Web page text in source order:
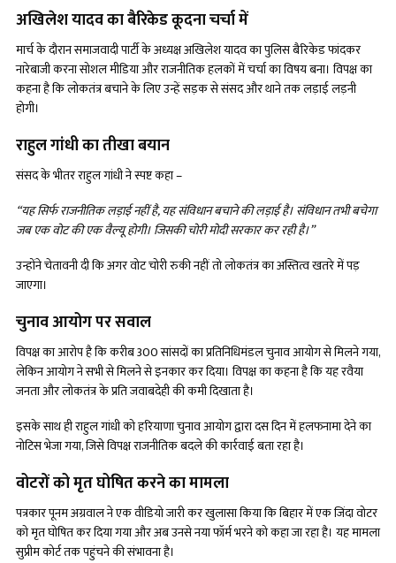
अखिलेश यादव का बैरिकेड कूदना चर्चा में
मार्च के दौरान समाजवादी पार्टी के अध्यक्ष अखिलेश यादव का पुलिस बैरिकेड फांदकर
नारेबाजी करना सोशल मीडिया और राजनीतिक हलकों में चर्चा का विषय बना। विपक्ष का
कहना है कि लोकतंत्र बचाने के लिए उन्हें सड़क से संसद और थाने तक लड़ाई लड़नी
होगी।
राहुल गांधी का तीखा बयान
संसद के भीतर राहुल गांधी ने स्पष्ट कहा –
“यह सिर्फ राजनीतिक लड़ाई नहीं है, यह संविधान बचाने की लड़ाई है। संविधान तभी बचेगा
जब एक वोट की एक वैल्यू होगी। जिसकी चोरी मोदी सरकार कर रही है।”
उन्होंने चेतावनी दी कि अगर वोट चोरी रुकी नहीं तो लोकतंत्र का अस्तित्व खतरे में पड़
जाएगा।
चुनाव आयोग पर सवाल
विपक्ष का आरोप है कि करीब 300 सांसदों का प्रतिनिधिमंडल चुनाव आयोग से मिलने गया,
लेकिन आयोग ने सभी से मिलने से इनकार कर दिया। विपक्ष का कहना है कि यह रवैया
जनता और लोकतंत्र के प्रति जवाबदेही की कमी दिखाता है।
इसके साथ ही राहुल गांधी को हरियाणा चुनाव आयोग द्वारा दस दिन में हलफनामा देने का
नोटिस भेजा गया, जिसे विपक्ष राजनीतिक बदले की कार्रवाई बता रहा है।
वोटरों को मृत घोषित करने का मामला
पत्रकार पूनम अग्रवाल ने एक वीडियो जारी कर खुलासा किया कि बिहार में एक जिंदा वोटर
को मृत घोषित कर दिया गया और अब उनसे नया फॉर्म भरने को कहा जा रहा है। यह मामला
सुप्रीम कोर्ट तक पहुंचने की संभावना है।